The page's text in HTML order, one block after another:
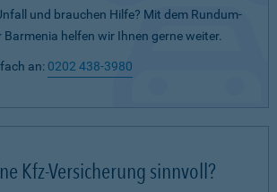
und brauchen Hilfe? Mit dem Rundum-
Barmenia helfen wir Ihnen gerne weiter.
an: 0202 438-3980
Kfz-Versicherung sinnvoll?